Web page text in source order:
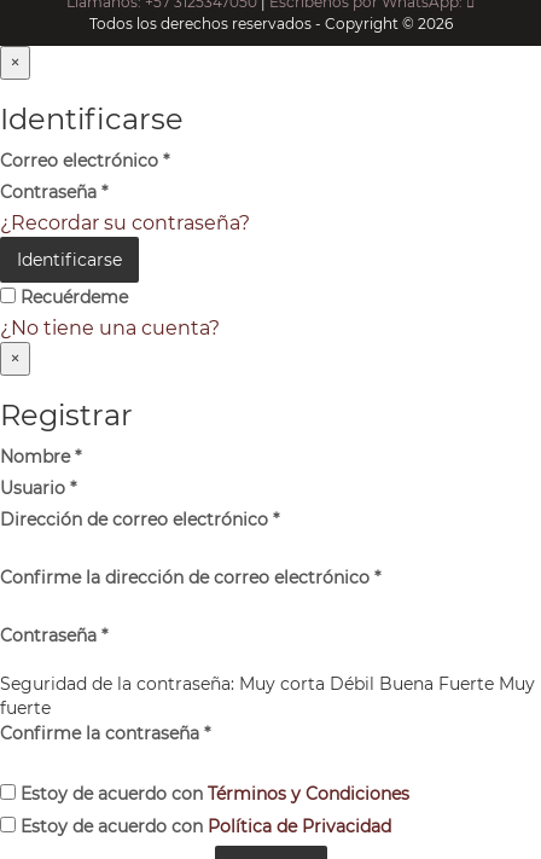
Todos los derechos reservados - Copyright © 2026
×
Identificarse
Correo electrónico *
Contraseña *
¿Recordar su contraseña?
Identificarse
Recuérdeme
¿No tiene una cuenta?
×
Registrar
Nombre*
Usuario *
Dirección de correo electrónico *
Confirme la dirección de correo electrónico *
Contraseña *
Seguridad de la contraseña: Muy corta Débil Buena Fuerte Muy
fuerte
Confirme la contraseña *
Estoy de acuerdo con Términos y Condiciones
Estoy de acuerdo con Política de Privacidad